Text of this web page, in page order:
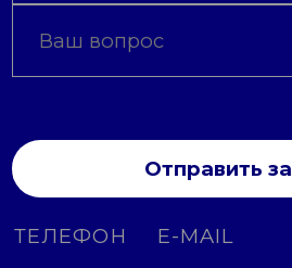
Отправить
ТЕЛЕФОН E-MAIL